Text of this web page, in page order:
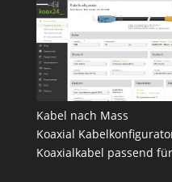
Kabel nach Mass
Koaxial
Koaxialkabel passend